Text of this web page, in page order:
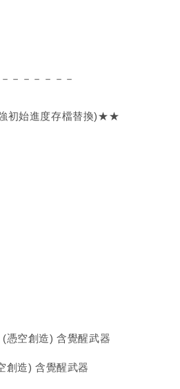
－－－－－－
初始進度存檔替換)★★
憑空創造) 含覺醒武器
創造) 含覺醒武器